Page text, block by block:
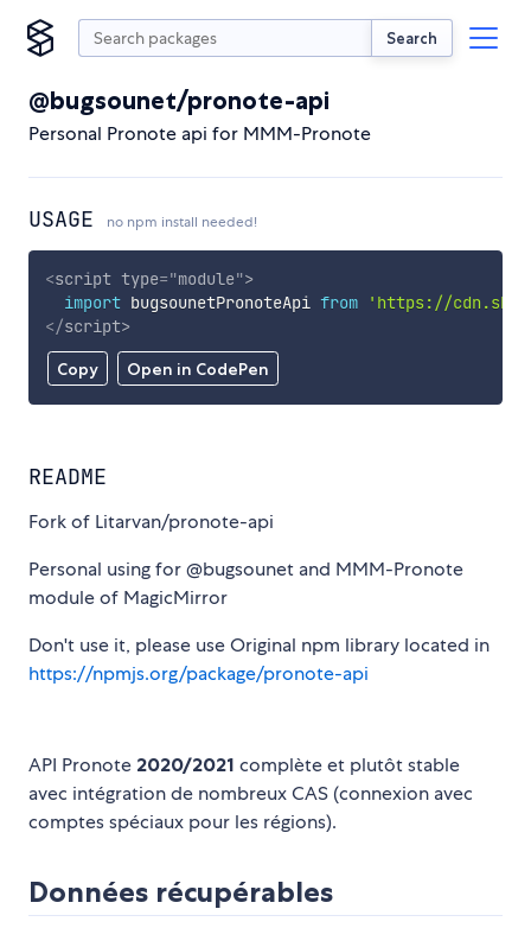
Search
@bugsounet/pronote-api
Personal Pronote api for MMM-Pronote
USAGE no npm install needed!
Copy Open in CodePen
<script type="module">
import bugsounetPronoteApi from
'https://
</script>
README
Fork of Litarvan/pronote-api
Personal using for @bugsounet and MMM-Pronote
module of MagicMirror
Don't use it, please use Original npm library located in
https://npmjs.org/package/pronote-api
API Pronote 2020/2021 complète et plutôt stable
avec intégration de nombreux CAS (connexion avec
comptes spéciaux pour les régions).
Données récupérables